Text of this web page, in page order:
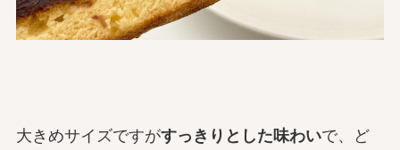
大きめサイズですがすっきりとした味わいで、ど